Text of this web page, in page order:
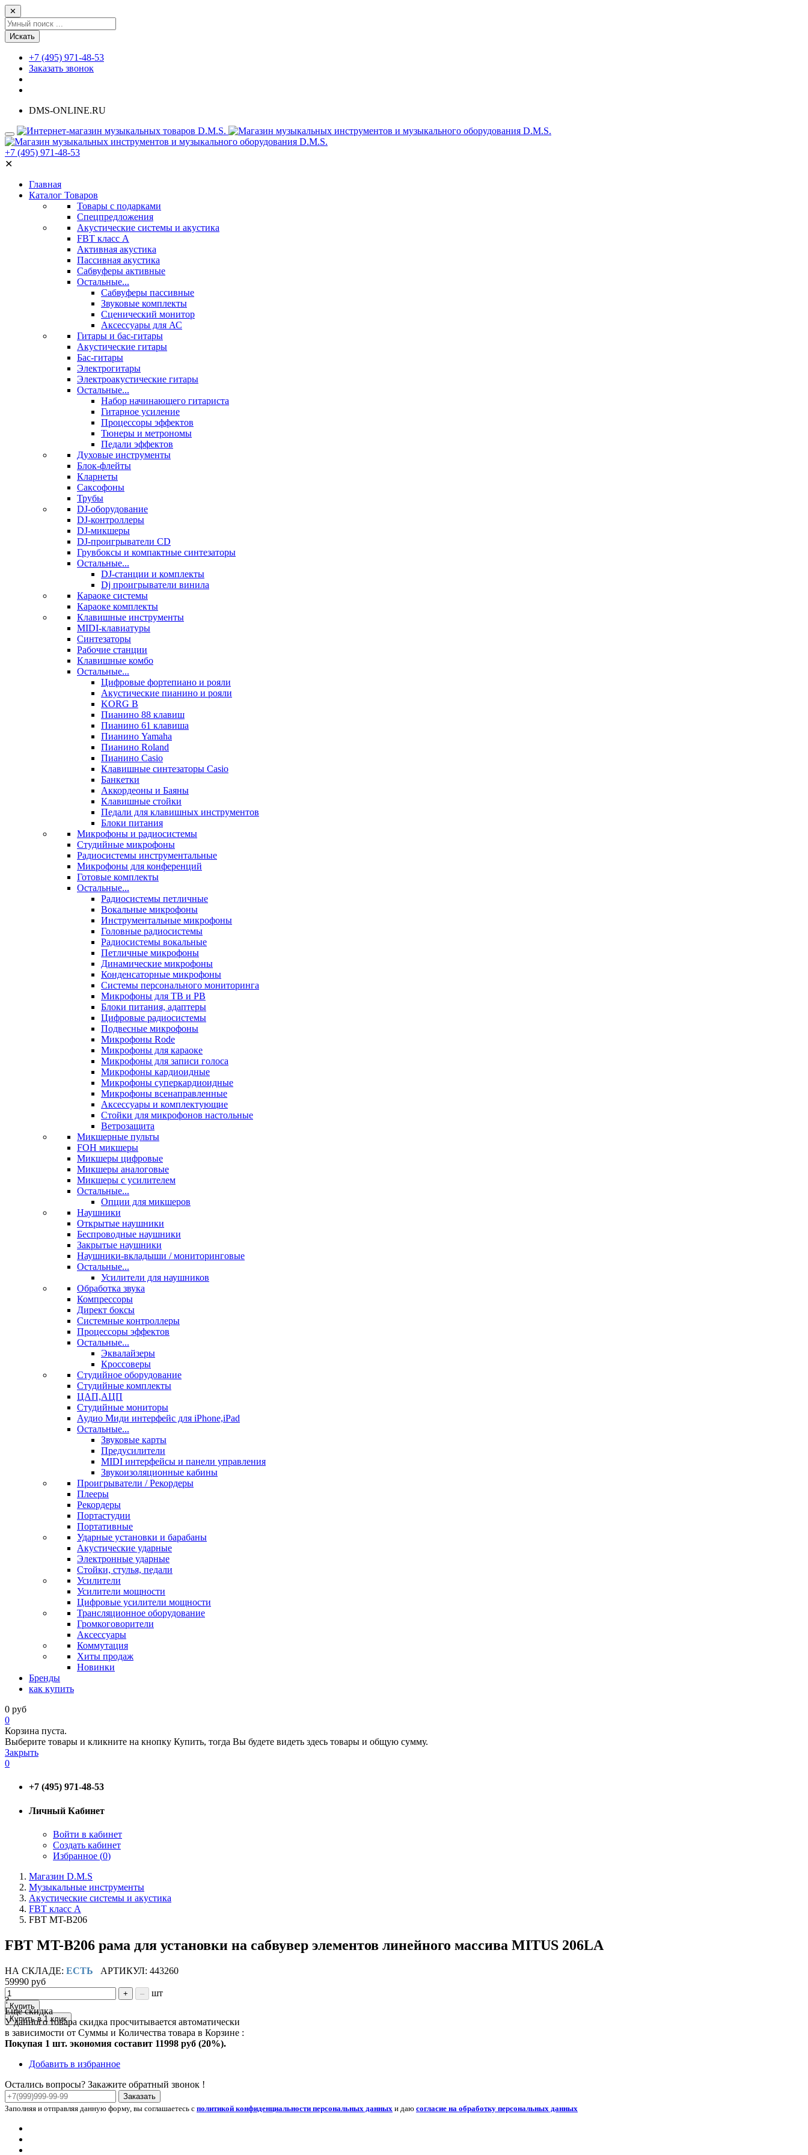
✕
Искать
+7 (495) 971-48-53
Заказать звонок
DMS-ONLINE.RU
+7 (495) 971-48-53
✕
Главная
Каталог Товаров
Товары с подарками
Спецпредложения
Акустические системы и акустика
FBT класс А
Активная акустика
Пассивная акустика
Сабвуферы активные
Остальные...
Сабвуферы пассивные
Звуковые комплекты
Сценический монитор
Аксессуары для АС
Гитары и бас-гитары
Акустические гитары
Бас-гитары
Электрогитары
Электроакустические гитары
Остальные...
Набор начинающего гитариста
Гитарное усиление
Процессоры эффектов
Тюнеры и метрономы
Педали эффектов
Духовые инструменты
Блок-флейты
Кларнеты
Саксофоны
Трубы
DJ-оборудование
DJ-контроллеры
DJ-микшеры
DJ-проигрыватели CD
Грувбоксы и компактные синтезаторы
Остальные...
DJ-станции и комплекты
Dj проигрыватели винила
Караоке системы
Караоке комплекты
Клавишные инструменты
MIDI-клавиатуры
Синтезаторы
Рабочие станции
Клавишные комбо
Остальные...
Цифровые фортепиано и рояли
Акустические пианино и рояли
KORG B
Пианино 88 клавиш
Пианино 61 клавиша
Пианино Yamaha
Пианино Roland
Пианино Casio
Клавишные синтезаторы Casio
Банкетки
Аккордеоны и Баяны
Клавишные стойки
Педали для клавишных инструментов
Блоки питания
Микрофоны и радиосистемы
Студийные микрофоны
Радиосистемы инструментальные
Микрофоны для конференций
Готовые комплекты
Остальные...
Радиосистемы петличные
Вокальные микрофоны
Инструментальные микрофоны
Головные радиосистемы
Радиосистемы вокальные
Петличные микрофоны
Динамические микрофоны
Конденсаторные микрофоны
Системы персонального мониторинга
Микрофоны для ТВ и РВ
Блоки питания, адаптеры
Цифровые радиосистемы
Подвесные микрофоны
Микрофоны Rode
Микрофоны для караоке
Микрофоны для записи голоса
Микрофоны кардиоидные
Микрофоны суперкардиоидные
Микрофоны всенаправленные
Аксессуары и комплектующие
Стойки для микрофонов настольные
Ветрозащита
Микшерные пульты
FOH микшеры
Микшеры цифровые
Микшеры аналоговые
Микшеры с усилителем
Остальные...
Опции для микшеров
Наушники
Открытые наушники
Беспроводные наушники
Закрытые наушники
Наушники-вкладыши / мониторинговые
Остальные...
Усилители для наушников
Обработка звука
Компрессоры
Директ боксы
Системные контроллеры
Процессоры эффектов
Остальные...
Эквалайзеры
Кроссоверы
Студийное оборудование
Студийные комплекты
ЦАП,АЦП
Студийные мониторы
Аудио Миди интерфейс для iPhone,iPad
Остальные...
Звуковые карты
Предусилители
MIDI интерфейсы и панели управления
Звукоизоляционные кабины
Проигрыватели / Рекордеры
Плееры
Рекордеры
Портастудии
Портативные
Ударные установки и барабаны
Акустические ударные
Электронные ударные
Стойки, стулья, педали
Усилители
Усилители мощности
Цифровые усилители мощности
Трансляционное оборудование
Громкоговорители
Аксессуары
Коммутация
Хиты продаж
Новинки
Бренды
как купить
0 руб
0
Корзина пуста.
Выберите товары и кликните на кнопку Купить, тогда Вы будете видеть здесь товары и общую сумму.
Закрыть
0
+7 (495) 971-48-53
Личный Кабинет
Войти в кабинет
Создать кабинет
Избранное (0)
Магазин D.M.S
Музыкальные инструменты
Акустические системы и акустика
FBT класс А
FBT MT-B206
FBT MT-B206 рама для установки на сабвувер элементов линейного массива MITUS 206LA
НА СКЛАДЕ: ЕСТЬ АРТИКУЛ: 443260
59990 руб
+ – шт
Купить
Купить в 1 клик
?
Ещё скидка
У данного товара скидка просчитывается автоматически
в зависимости от Суммы и Количества товара в Корзине :
Покупая 1 шт. экономия составит 11998 руб (20%).
Добавить в избранное
Остались вопросы? Закажите обратный звонок !
Заказать
Заполняя и отправляя данную форму, вы соглашаетесь с политикой конфиденциальности персональных данных и даю согласие на обработку персональных данных